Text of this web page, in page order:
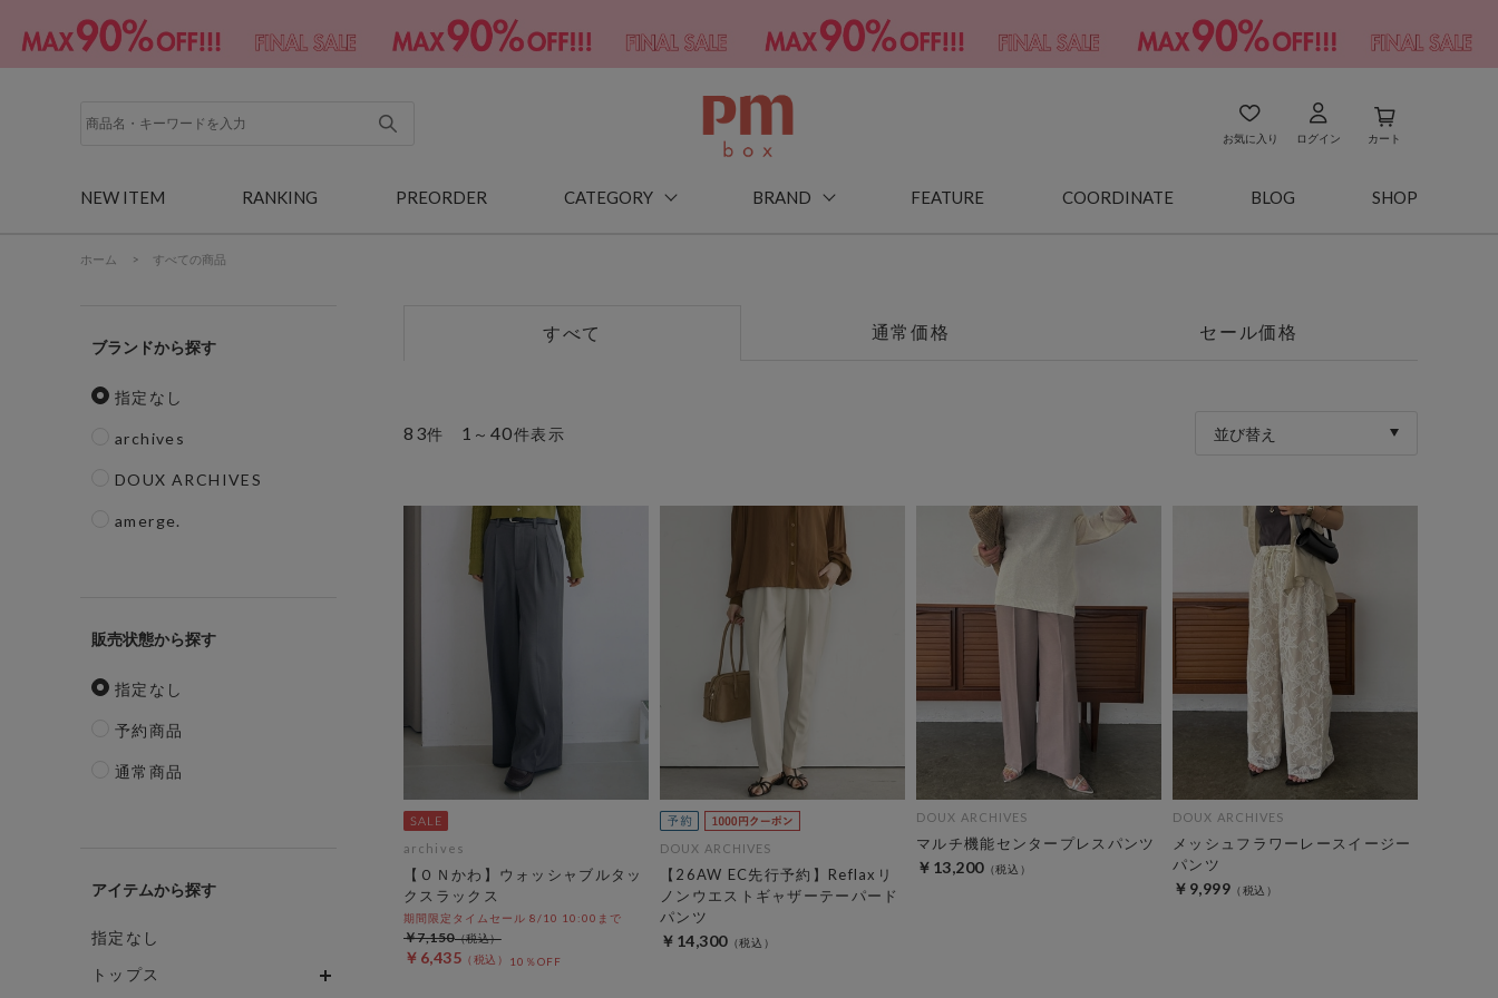
お気に入り ログイン カート
NEW ITEM RANKING PREORDER CATEGORY BRAND FEATURE COORDINATE BLOG SHOP
ホーム > すべての商品
ブランド
指定なし
archives
DOUX ARCHIVES
amerge.
販売状態
指定なし
予約商品
通常商品
アイテム
指定なし
トップス
すべて 通常価格 セール価格
83件 1 ～ 40件表示 並び替え
archives
【ＯＮかわ】ウォッシャブルタッ
クスラックス
期間限定タイムセール 8/10 10:00まで
￥6,435 10％OFF
￥7,150
DOUX ARCHIVES
【26AW EC先行予約】Reflaxリ
ノンウエストギャザーテーパード
パンツ
￥14,300
DOUX ARCHIVES
マルチ機能センタープレスパンツ
￥13,200
DOUX ARCHIVES
メッシュフラワーレースイージー
パンツ
￥9,999